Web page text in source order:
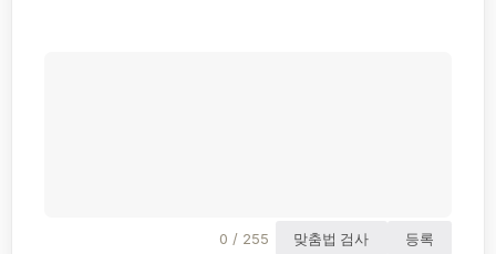
0 / 255 맞춤법 검사 등록